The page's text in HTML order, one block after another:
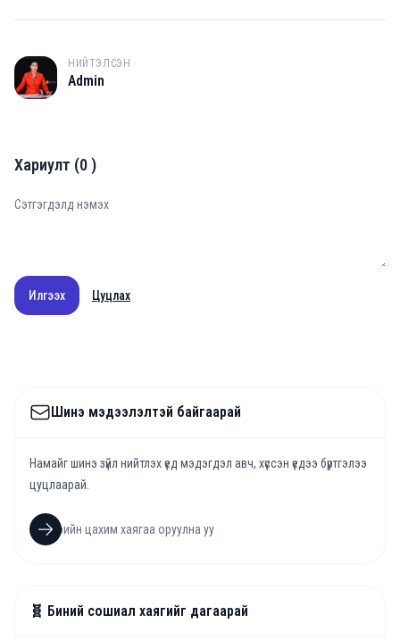
A
НИЙТЭЛСЭН
Admin
Хариулт (0)
Илгээх Цуцлах
Шинэ мэдээлэлтэй байгаарай
Намайг шинэ зүйл нийтлэх үед мэдэгдэл авч, хүссэн үедээ бүртгэлээ
цуцлаарай.
🧬 Биний сошиал хаягийг дагаарай